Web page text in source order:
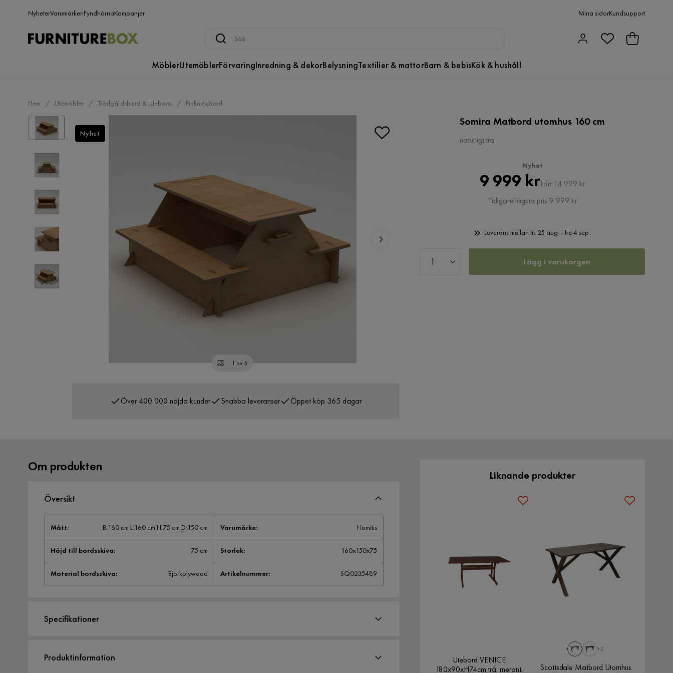
NyheterVarumärkenFyndhörnaKampanjer Mina sidorKundsupport
MöblerUtemöblerFörvaringInredning & dekorBelysningTextilier & mattorBarn & bebisKök & hushåll
Hem Utemöbler Trädgårdsbord & Utebord Picknickbord
Nyhet
1 av 5
Över 400 000 nöjda kunder Snabba leveranser Öppet köp 365 dagar
Somira Matbord utomhus 160 cm
naturligt trä
Nyhet
Pris
9 999 krOriginal
Pris
Förr 14 999 kr
Tidigare lägsta pris 9 999 kr
Leverans mellan tis 25 aug. - fre 4 sep.
Lägg i varukorgen
Om produkten
Översikt
Mått: B:160 cm L:160 cm H:75 cm D:150 cm Varumärke: Homitis
Höjd till bordsskiva: 75 cm Storlek: 160x150x75
Material bordsskiva: Björkplywood Artikelnummer: SQ0235489
Specifikationer
Storlek
Produktinformation
Liknande produkter
Utebord VENICE
180x90xH74cm trä: meranti
+2
Scottsdale Matbord Utomhus